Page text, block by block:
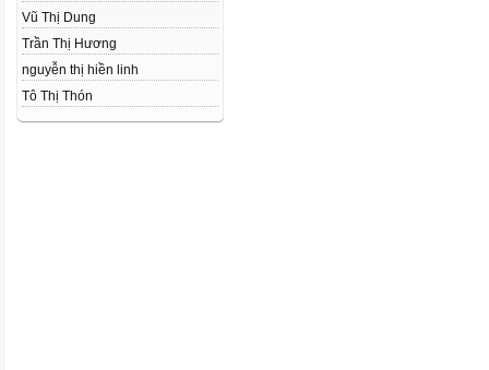
Vũ Thị Dung
Trần Thị Hương
nguyễn thị hiền linh
Tô Thị Thón